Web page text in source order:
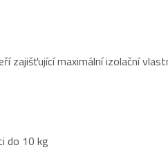
zajišťující maximální izolační
do 10 kg